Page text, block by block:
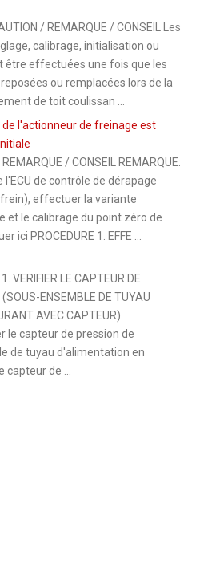
/ REMARQUE / CONSEIL Les
calibrage, initialisation ou
être effectuées une fois que les
ou remplacées lors de la
de toit coulissan ...
l'actionneur de freinage est
/ CONSEIL REMARQUE:
de contrôle de dérapage
effectuer la variante
et le calibrage du point zéro de
PROCEDURE 1. EFFE ...
VERIFIER LE CAPTEUR DE
ENSEMBLE DE TUYAU
AVEC CAPTEUR)
le capteur de pression de
de tuyau d'alimentation en
de ...